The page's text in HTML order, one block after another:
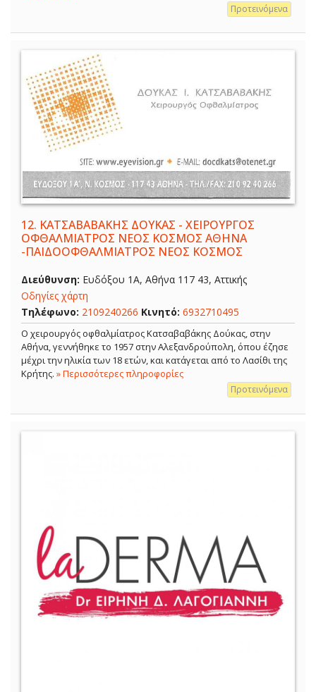
Προτεινόμενα
12. ΚΑΤΣΑΒΑΒΑΚΗΣ ΔΟΥΚΑΣ - ΧΕΙΡΟΥΡΓΟΣ
ΟΦΘΑΛΜΙΑΤΡΟΣ ΝΕΟΣ ΚΟΣΜΟΣ ΑΘΗΝΑ
-ΠΑΙΔΟΟΦΘΑΛΜΙΑΤΡΟΣ ΝΕΟΣ ΚΟΣΜΟΣ
Διεύθυνση: Ευδόξου 1Α, Αθήνα 117 43, Αττικής
Οδηγίες χάρτη
Τηλέφωνο: 2109240266 Κινητό: 6932710495
Ο χειρουργός οφθαλμίατρος Κατσαβαβάκης Δούκας, στην
Αθήνα, γεννήθηκε το 1957 στην Αλεξανδρούπολη, όπου έζησε
μέχρι την ηλικία των 18 ετών, και κατάγεται από το Λασίθι της
Κρήτης. » Περισσότερες πληροφορίες
Προτεινόμενα